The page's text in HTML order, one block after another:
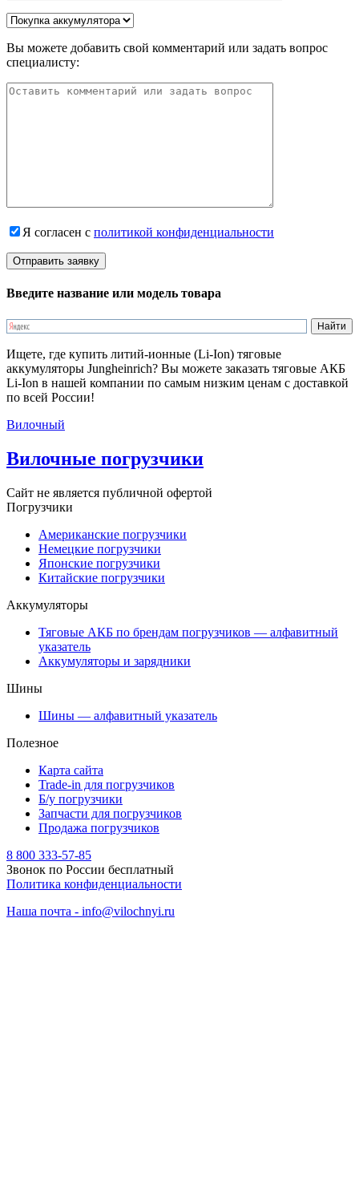
Вы можете добавить свой комментарий или задать вопрос
специалисту:
Я согласен с политикой конфиденциальности
Введите название или модель товара
Ищете, где купить литий-ионные (Li-Ion) тяговые
аккумуляторы Jungheinrich? Вы можете заказать тяговые АКБ
Li-Ion в нашей компании по самым низким ценам с доставкой
по всей России!
Вилочный
Вилочные погрузчики
Сайт не является публичной офертой
Погрузчики
Американские погрузчики
Немецкие погрузчики
Японские погрузчики
Китайские погрузчики
Аккумуляторы
Тяговые АКБ по брендам погрузчиков — алфавитный
указатель
Аккумуляторы и зарядники
Шины
Шины — алфавитный указатель
Полезное
Карта сайта
Trade-in для погрузчиков
Б/у погрузчики
Запчасти для погрузчиков
Продажа погрузчиков
8 800 333-57-85
Звонок по России бесплатный
Политика конфиденциальности
Наша почта - info@vilochnyi.ru